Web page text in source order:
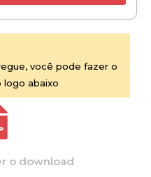
você pode fazer o
logo abaixo
o download